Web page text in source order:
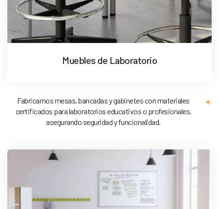
Muebles de Laboratorio
Fabricamos mesas, bancadas y gabinetes con materiales
certificados para laboratorios educativos o profesionales,
asegurando seguridad y funcionalidad.